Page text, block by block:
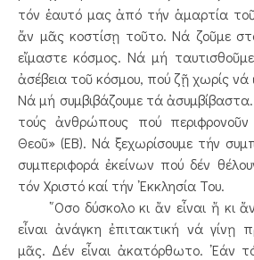
τόν ἑαυτό μας ἀπό τήν ἁμαρτία
ἄν μᾶς κοστίσῃ τοῦτο. Νά ζοῦμε
εἴμαστε κόσμος. Νά μή
ἀσέβεια τοῦ κόσμου, πού ζῇ χωρίς
Νά μή συμβιβάζουμε τά
τούς ἀνθρώπους πού
Θεοῦ» (ΕΒ). Νά ξεχωρίσουμε τήν
συμπεριφορά ἐκείνων πού δέν
τόν Χριστό καί τήν ᾿Εκκλησία Του.
῞Οσο δύσκολο κι ἄν εἶναι ἤ κι
εἶναι ἀνάγκη ἐπιτακτική νά γίνῃ
μᾶς. Δέν εἶναι ἀκατόρθωτο. ᾿Εάν